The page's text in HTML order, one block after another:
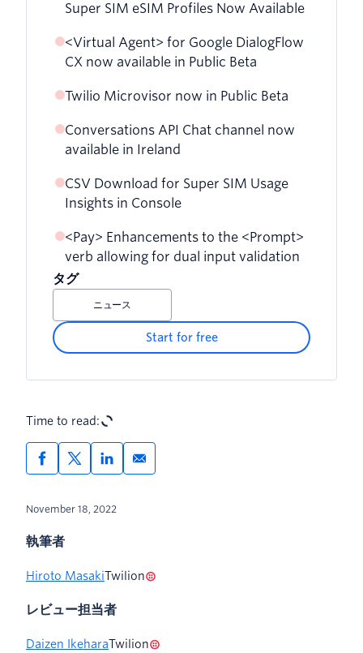
Super SIM eSIM Profiles Now Available
<Virtual Agent> for Google DialogFlow
CX now available in Public Beta
Twilio Microvisor now in Public Beta
Conversations API Chat channel now
available in Ireland
CSV Download for Super SIM Usage
Insights in Console
<Pay> Enhancements to the <Prompt>
verb allowing for dual input validation
タグ
ニュース
Start for free
Time to read:
November 18, 2022
執筆者
Hiroto MasakiTwilion
レビュー担当者
Daizen IkeharaTwilion